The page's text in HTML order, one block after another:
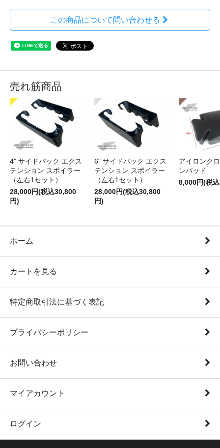
この商品について問い合わせる
売れ筋商品
4" サイドバック エクス
テンション スポイラー
（左右1セット）
28,000円(税込30,800
円)
6" サイドバック エクス
テンション スポイラー
（左右1セット）
28,000円(税込30,800
円)
アイロンク
ンパッド
8,000円(税
ホーム
カートを見る
特定商取引法に基づく表記
プライバシーポリシー
お問い合わせ
マイアカウント
ログイン